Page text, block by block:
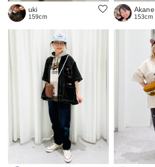
uki
159cm
Akane
153cm